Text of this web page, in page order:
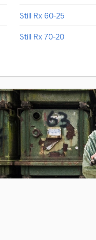
Still Rx 60-25
Still Rx 70-20
Still Sxh 20